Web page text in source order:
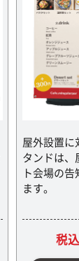
屋外設置に
タンドは、
ト会場の
ます。
税込